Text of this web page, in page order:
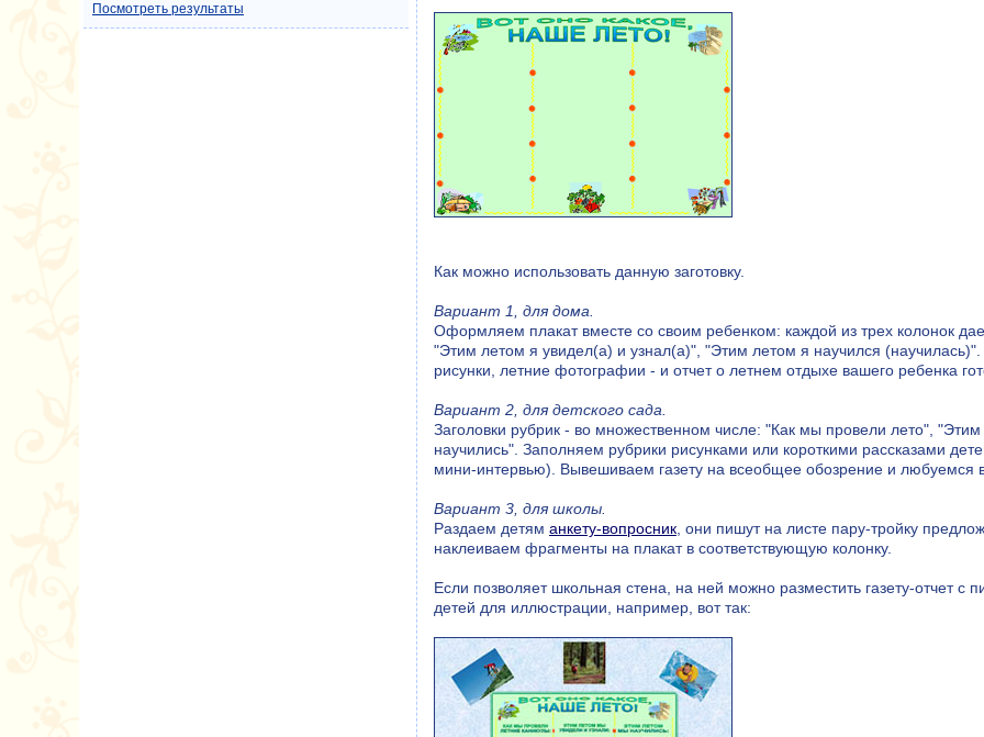
Как можно использовать данную заготовку.
Вариант 1, для дома.
Оформляем плакат вместе со своим ребенком: каждой из трех колонок
"Этим летом я увидел(а) и узнал(а)", "Этим летом я научился
рисунки, летние фотографии - и отчет о летнем отдыхе вашего ребенка
Вариант 2, для детского сада.
Заголовки рубрик - во множественном числе: "Как мы провели лето",
научились". Заполняем рубрики рисунками или короткими рассказами
мини-интервью). Вывешиваем газету на всеобщее обозрение и любуемся
Вариант 3, для школы.
Раздаем детям анкету-вопросник , они пишут на листе пару-тройку
наклеиваем фрагменты на плакат в соответствующую колонку.
Если позволяет школьная стена, на ней можно разместить газету-отчет
детей для иллюстрации, например, вот так:
Посмотреть результаты